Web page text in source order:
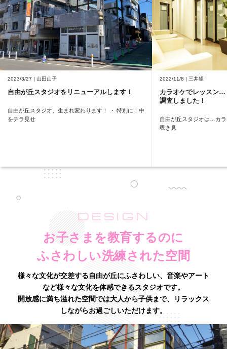
2023/3/27 | 山田山子
自由が丘スタジオをリニューアルします！
自由が丘スタジオ、生まれ変わります！ ・ 特別に！中
をチラ見せ
2022/11/8 | 三井望
カラオケでレッスン…
調査しました！
自由が丘スタジオは…カ
覗き見
DESIGN
お子さまを教育するのに
ふさわしい洗練された空間
様々な文化が交差する自由が丘にふさわしい、音楽やアート
など様々な文化を体感できるスタジオです。
開放感に満ち溢れた空間では大人から子供まで、リラックス
しながらお過ごしいただけます。